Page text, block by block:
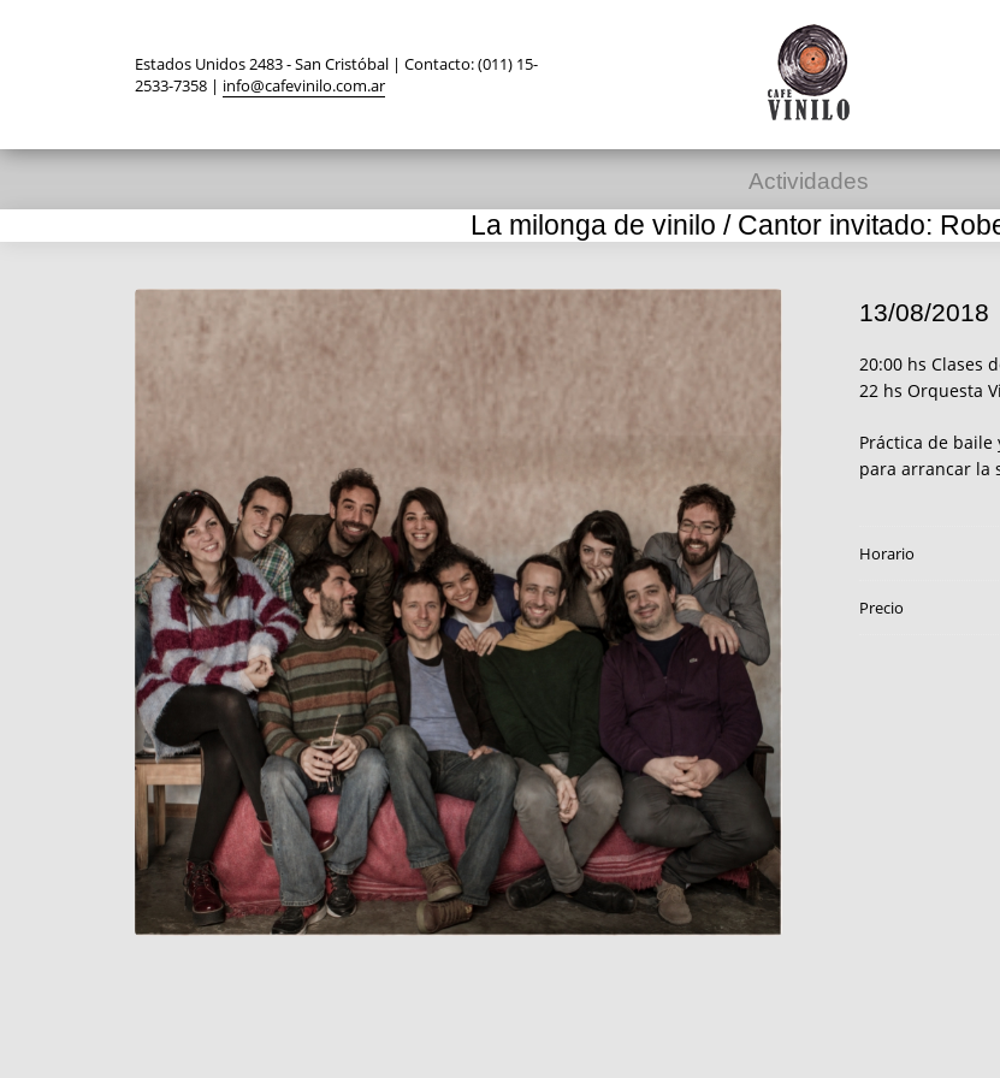
Estados Unidos 2483 - San Cristóbal | Contacto: (011) 15-
2533-7358 | info@cafevinilo.com.ar
Actividades
La milonga de vinilo / Cantor invitado:
13/08/2018
20:00 hs Clases
22 hs Orquesta
Práctica de
para arrancar la
Horario
Precio